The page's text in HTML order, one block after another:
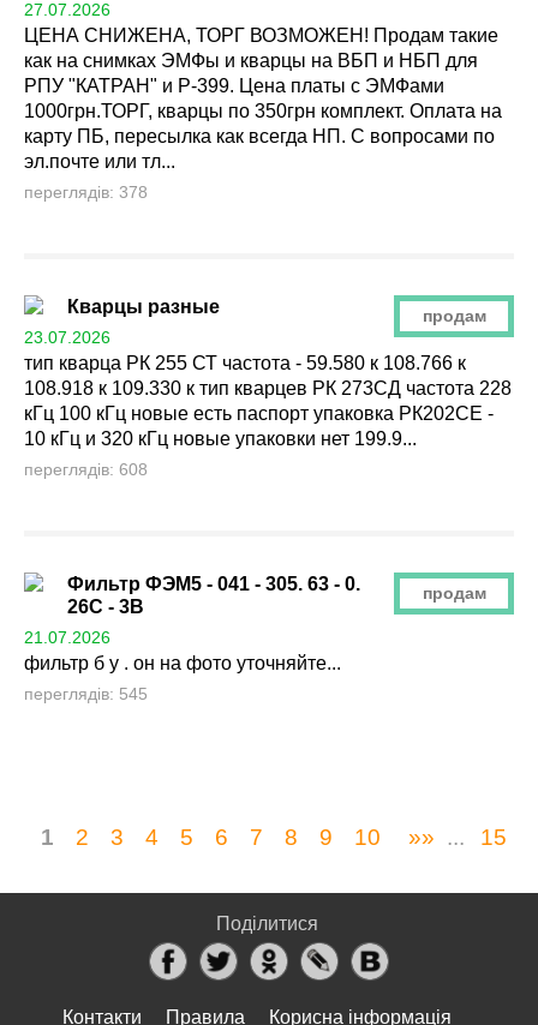
27.07.2026
ЦЕНА СНИЖЕНА, ТОРГ ВОЗМОЖЕН! Продам такие
как на снимках ЭМФы и кварцы на ВБП и НБП для
РПУ "КАТРАН" и Р-399. Цена платы с ЭМФами
1000грн.ТОРГ, кварцы по 350грн комплект. Оплата на
карту ПБ, пересылка как всегда НП. С вопросами по
эл.почте или тл...
переглядів: 378
продам
Кварцы разные
23.07.2026
тип кварца РК 255 СТ частота - 59.580 к 108.766 к
108.918 к 109.330 к тип кварцев РК 273СД частота 228
кГц 100 кГц новые есть паспорт упаковка РК202СЕ -
10 кГц и 320 кГц новые упаковки нет 199.9...
переглядів: 608
продам
Фильтр ФЭМ5 - 041 - 305. 63 - 0.
26С - 3В
21.07.2026
фильтр б у . он на фото уточняйте...
переглядів: 545
1 2 3 4 5 6 7 8 9 10 »» ... 15
Поділитися
Контакти Правила Корисна інформація